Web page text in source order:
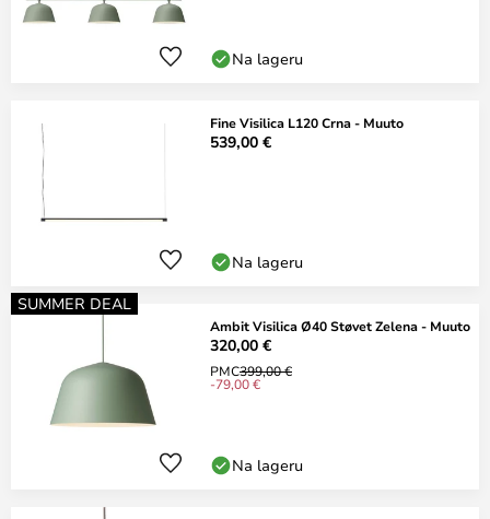
Na lageru
Fine Visilica L120 Crna - Muuto
539,00 €
Na lageru
SUMMER DEAL
Ambit Visilica Ø40 Støvet Zelena - Muuto
320,00 €
PMC399,00 €
-79,00 €
Na lageru